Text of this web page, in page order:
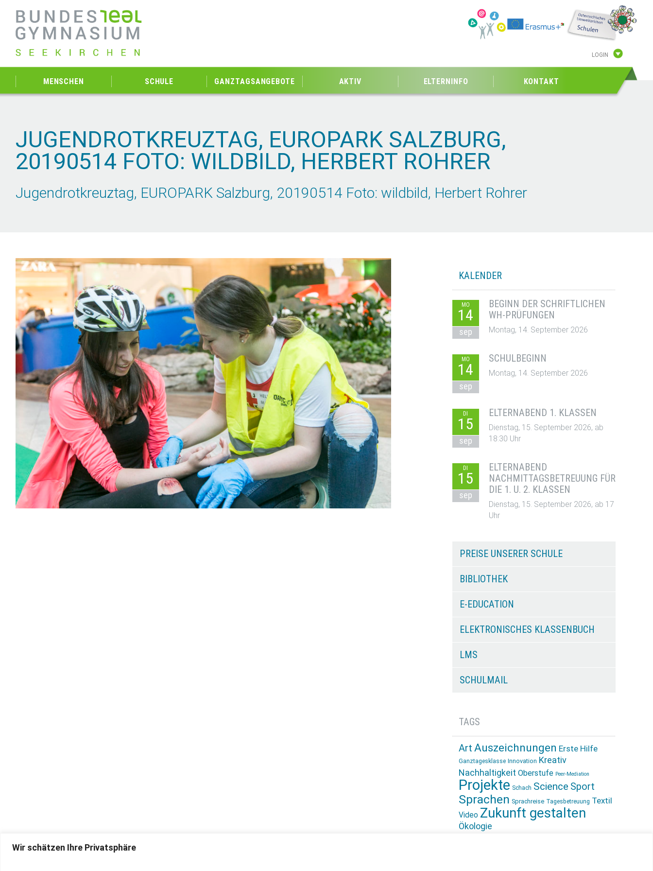
Wir schätzen Ihre Privatsphäre
LOGIN
MENSCHEN SCHULE GANZTAGSANGEBOTE AKTIV ELTERNINFO KONTAKT
JUGENDROTKREUZTAG, EUROPARK SALZBURG,
20190514 FOTO: WILDBILD, HERBERT ROHRER
Jugendrotkreuztag, EUROPARK Salzburg, 20190514 Foto: wildbild, Herbert Rohrer
KALENDER
MO
14
sep
BEGINN DER SCHRIFTLICHEN
WH-PRÜFUNGEN
Montag, 14. September 2026
MO
14
sep
SCHULBEGINN
Montag, 14. September 2026
DI
15
sep
ELTERNABEND 1. KLASSEN
Dienstag, 15. September 2026, ab
18:30 Uhr
DI
15
sep
ELTERNABEND
NACHMITTAGSBETREUUNG FÜR
DIE 1. U. 2. KLASSEN
Dienstag, 15. September 2026, ab 17
Uhr
PREISE UNSERER SCHULE
BIBLIOTHEK
E-EDUCATION
ELEKTRONISCHES KLASSENBUCH
LMS
SCHULMAIL
TAGS
Art Auszeichnungen Erste Hilfe
Ganztagesklasse Innovation Kreativ
Nachhaltigkeit Oberstufe Peer-Mediation
Projekte Schach Science Sport
Sprachen Sprachreise Tagesbetreuung Textil
Video Zukunft gestalten
Ökologie